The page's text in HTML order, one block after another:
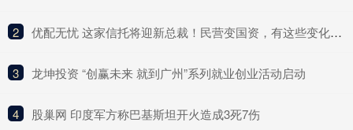
2 ​优配无忧 这家信托将迎新总裁！民营变国资，有这些变化……
3 ​龙坤投资 “创赢未来 就到广州”系列就业创业活动启动
4 ​股巢网 印度军方称巴基斯坦开火造成3死7伤